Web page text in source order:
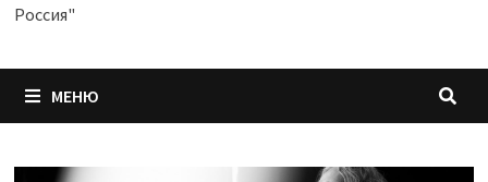
Россия"
МЕНЮ